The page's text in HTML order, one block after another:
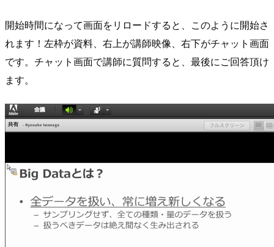
開始時間になって画面をリロードすると、このように開始さ
れます！左枠が資料、右上が講師映像、右下がチャット画面
です。チャット画面で講師に質問すると、最後にご回答頂け
ます。